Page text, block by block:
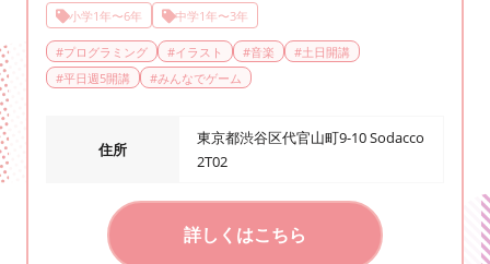
小学1年〜6年
中学1年〜3年
#プログラミング #イラスト #音楽 #土日開講
#平日週5開講 #みんなでゲーム
住所
東京都渋谷区代官山町9-10 Sodacco
2T02
詳しくはこちら